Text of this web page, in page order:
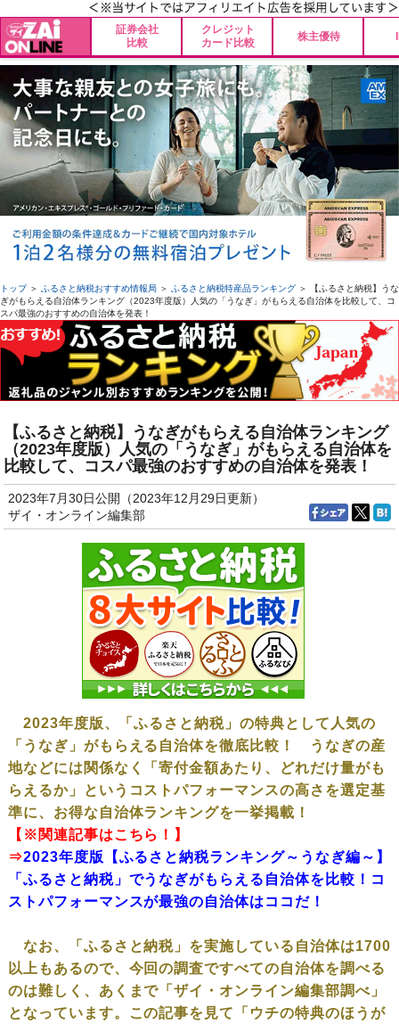
証券会社
比較
クレジット
カード比較
株主優待
トップ＞ ふるさと納税おすすめ情報局 ＞ ふるさと納税特産品ランキング ＞ 【ふるさと納税】うな
ぎがもらえる自治体ランキング（2023年度版）人気の「うなぎ」がもらえる自治体を比較して、コ
スパ最強のおすすめの自治体を発表！
【ふるさと納税】うなぎがもらえる自治体ランキング
（2023年度版）人気の「うなぎ」がもらえる自治体を
比較して、コスパ最強のおすすめの自治体を発表！
2023年7月30日公開（2023年12月29日更新）
ザイ・オンライン編集部
2023年度版、「ふるさと納税」の特典として人気の
「うなぎ」がもらえる自治体を徹底比較！ うなぎの産
地などには関係なく「寄付金額あたり、どれだけ量がも
らえるか」というコストパフォーマンスの高さを選定基
準に、お得な自治体ランキングを一挙掲載！
【※関連記事はこちら！】
⇒2023年度版【ふるさと納税ランキング～うなぎ編～】
「ふるさと納税」でうなぎがもらえる自治体を比較！コ
ストパフォーマンスが最強の自治体はココだ！
なお、「ふるさと納税」を実施している自治体は1700
以上もあるので、今回の調査ですべての自治体を調べる
のは難しく、あくまで「ザイ・オンライン編集部調べ」
となっています。この記事を見て「ウチの特典のほうが